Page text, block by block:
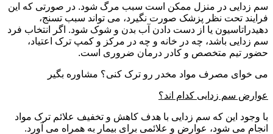
سم زدایی در منزل ممکن است سبب مرگ شود. در صورتی که این
فرایند تحت نظر پزشک صورت نگیرد، می تواند سبب تسنج،
دهیدراتاسیون یا از دست دادن آب بدن و شوک شود. اگر انتخاب فرد
سم زدایی باشد، چه در خانه و چه در مرکز و کمپ ترک اعتیاد،
حضور تیم متخصص و کادر درمان ضروری است.
می خوای مصرف مواد مخدر رو ترک کنی؟ مشاوره بگیر
عوارض سم زدایی کدام اند؟
با وجود این که سم زدایی با هدف کاهش و تخفیف علائم ترک مواد
انجام می شود، عوارض و علائمی برای بیمار به همراه می آورد.